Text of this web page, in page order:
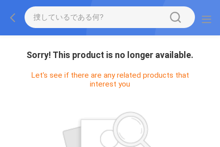
Sorry! This product is no longer available.
Let's see if there are any related products that
interest you